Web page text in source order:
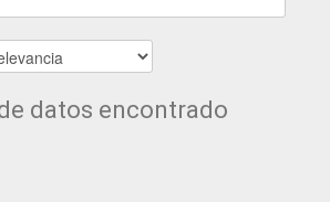
datos encontrado